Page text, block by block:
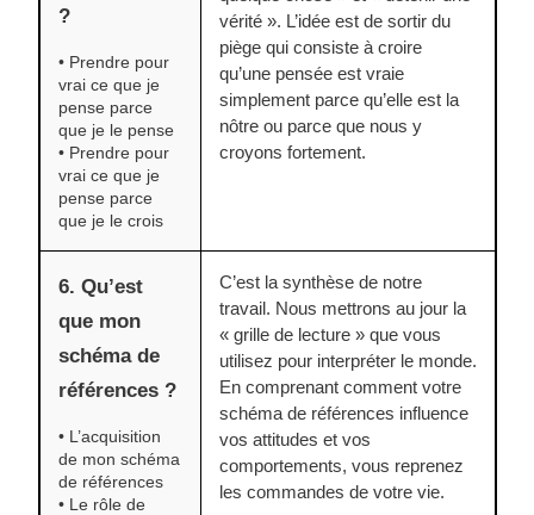
?
• Prendre pour
vrai ce que je
pense parce
que je le pense
• Prendre pour
vrai ce que je
pense parce
que je le crois
vérité ». L’idée est de sortir du
piège qui consiste à croire
qu’une pensée est vraie
simplement parce qu’elle est la
nôtre ou parce que nous y
croyons fortement.
6. Qu’est
que mon
schéma de
références ?
• L’acquisition
de mon schéma
de références
• Le rôle de
C’est la synthèse de notre
travail. Nous mettrons au jour la
« grille de lecture » que vous
utilisez pour interpréter le monde.
En comprenant comment votre
schéma de références influence
vos attitudes et vos
comportements, vous reprenez
les commandes de votre vie.